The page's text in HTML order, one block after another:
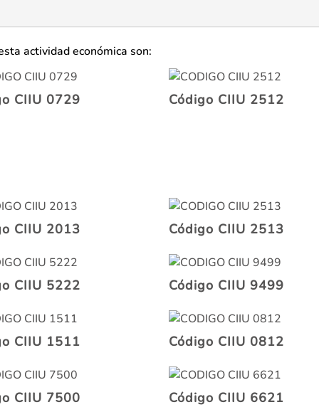
actividad económica son:
CIIU 0729 Código CIIU 2512
CIIU 2013 Código CIIU 2513
CIIU 5222 Código CIIU 9499
CIIU 1511 Código CIIU 0812
CIIU 7500 Código CIIU 6621